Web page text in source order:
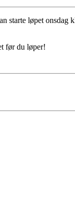
starte løpet onsdag
før du løper!